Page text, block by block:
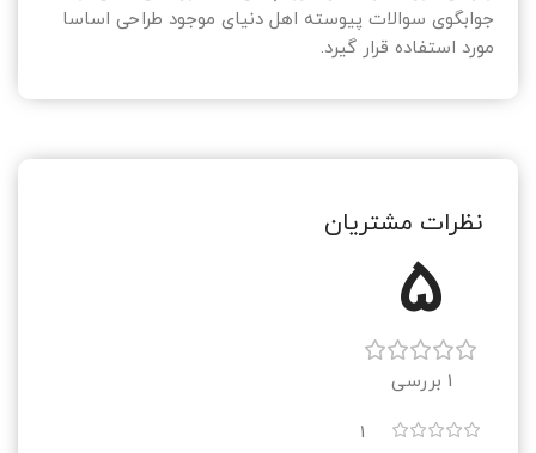
جوابگوی سوالات پیوسته اهل دنیای موجود طراحی اساسا
مورد استفاده قرار گیرد.
نظرات مشتریان
5
1 بررسی
1